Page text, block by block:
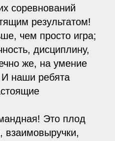
соревнований
результатом!
чем просто игра;
дисциплину,
же, на умение
И наши ребята
Это плод
взаимовыручки,